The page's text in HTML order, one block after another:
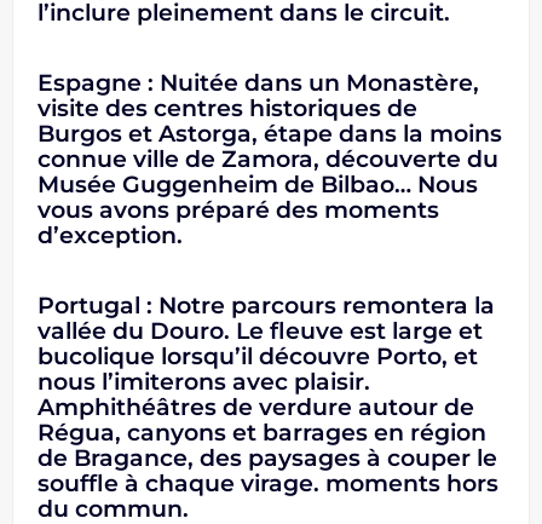
l’inclure pleinement dans le circuit.
Espagne : Nuitée dans un Monastère,
visite des centres historiques de
Burgos et Astorga, étape dans la moins
connue ville de Zamora, découverte du
Musée Guggenheim de Bilbao… Nous
vous avons préparé des moments
d’exception.
Portugal : Notre parcours remontera la
vallée du Douro. Le fleuve est large et
bucolique lorsqu’il découvre Porto, et
nous l’imiterons avec plaisir.
Amphithéâtres de verdure autour de
Régua, canyons et barrages en région
de Bragance, des paysages à couper le
souffle à chaque virage. moments hors
du commun.